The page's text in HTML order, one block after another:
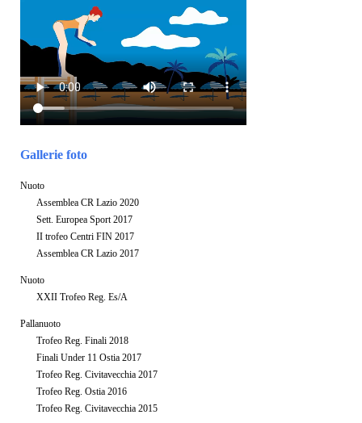
Gallerie foto
Nuoto
Assemblea CR Lazio 2020
Sett. Europea Sport 2017
II trofeo Centri FIN 2017
Assemblea CR Lazio 2017
Nuoto
XXII Trofeo Reg. Es/A
Pallanuoto
Trofeo Reg. Finali 2018
Finali Under 11 Ostia 2017
Trofeo Reg. Civitavecchia 2017
Trofeo Reg. Ostia 2016
Trofeo Reg. Civitavecchia 2015